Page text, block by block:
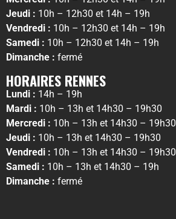
Jeudi : 10h – 12h30 et 14h – 19h
Vendredi : 10h – 12h30 et 14h – 19h
Samedi : 10h – 12h30 et 14h – 19h
Dimanche : fermé
HORAIRES RENNES
Lundi : 14h – 19h
Mardi : 10h – 13h et 14h30 – 19h30
Mercredi : 10h – 13h et 14h30 – 19h30
Jeudi : 10h – 13h et 14h30 – 19h30
Vendredi : 10h – 13h et 14h30 – 19h30
Samedi : 10h – 13h et 14h30 – 19h
Dimanche : fermé